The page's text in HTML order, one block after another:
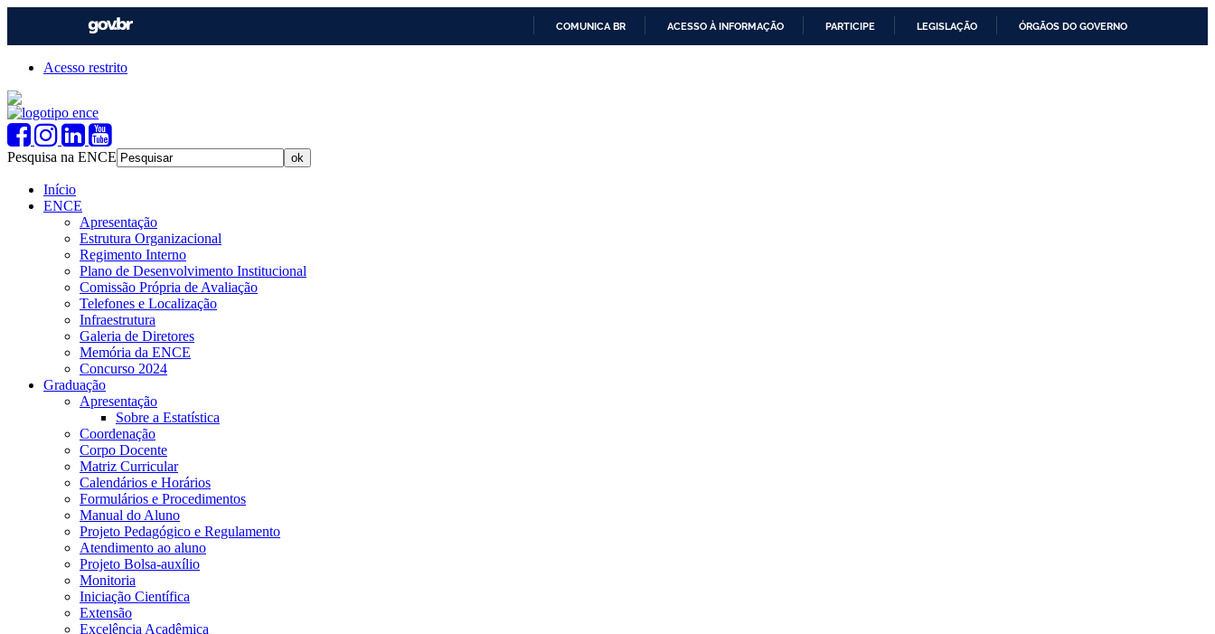
COMUNICA BR ACESSO À INFORMAÇÃO PARTICIPE LEGISLAÇÃO ÓRGÃOS DO GOVERNO
Acesso restrito
Pesquisa na ENCE
Início
ENCE
Apresentação
Estrutura Organizacional
Regimento Interno
Plano de Desenvolvimento Institucional
Comissão Própria de Avaliação
Telefones e Localização
Infraestrutura
Galeria de Diretores
Memória da ENCE
Concurso 2024
Graduação
Apresentação
Sobre a Estatística
Coordenação
Corpo Docente
Matriz Curricular
Calendários e Horários
Formulários e Procedimentos
Manual do Aluno
Projeto Pedagógico e Regulamento
Atendimento ao aluno
Projeto Bolsa-auxílio
Monitoria
Iniciação Científica
Extensão
Excelência Acadêmica